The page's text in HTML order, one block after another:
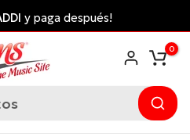
y paga después!
0